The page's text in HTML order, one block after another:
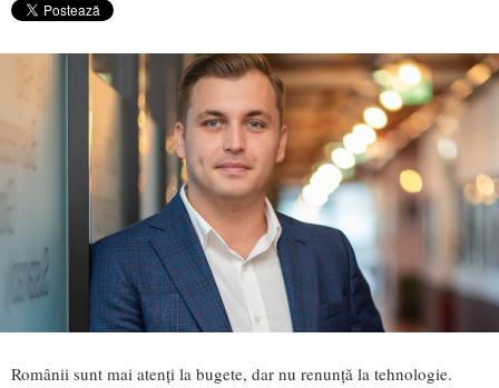
Românii sunt mai atenți la bugete, dar nu renunță la tehnologie.